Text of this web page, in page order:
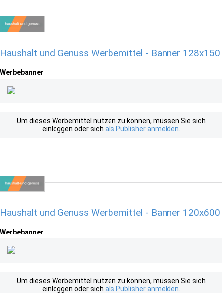
Haushalt und Genuss Werbemittel - Banner 128x150
Werbebanner
Um dieses Werbemittel nutzen zu können, müssen Sie sich
einloggen oder sich als Publisher anmelden
Haushalt und Genuss Werbemittel - Banner 120x600
Werbebanner
Um dieses Werbemittel nutzen zu können, müssen Sie sich
einloggen oder sich als Publisher anmelden